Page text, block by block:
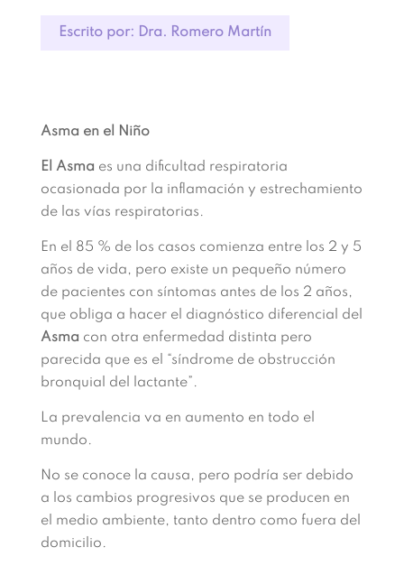
Escrito por: Dra. Romero Martín
Asma en el Niño
El Asma es una dificultad respiratoria
ocasionada por la inflamación y estrechamiento
de las vías respiratorias.
En el 85 % de los casos comienza entre los 2 y 5
años de vida, pero existe un pequeño número
de pacientes con síntomas antes de los 2 años,
que obliga a hacer el diagnóstico diferencial del
Asma con otra enfermedad distinta pero
parecida que es el “síndrome de obstrucción
bronquial del lactante”.
La prevalencia va en aumento en todo el
mundo.
No se conoce la causa, pero podría ser debido
a los cambios progresivos que se producen en
el medio ambiente, tanto dentro como fuera del
domicilio.